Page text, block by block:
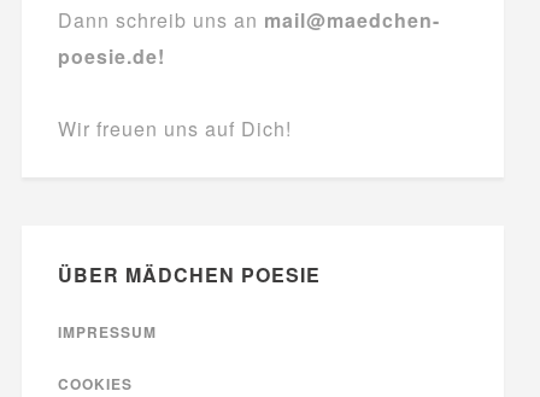
Dann schreib uns an mail@maedchen-
poesie.de!
Wir freuen uns auf Dich!
ÜBER MÄDCHEN POESIE
IMPRESSUM
COOKIES